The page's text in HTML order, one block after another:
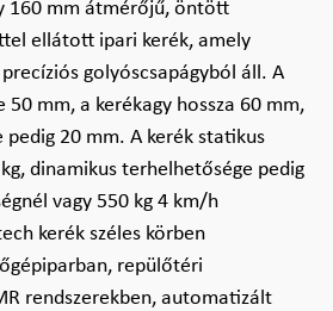
160 mm átmérőjű, öntött
ellátott ipari kerék, amely
golyóscsapágyból áll. A
mm, a kerékagy hossza 60 mm,
20 mm. A kerék statikus
dinamikus terhelhetősége pedig
vagy 550 kg 4 km/h
kerék széles körben
repülőtéri
rendszerekben, automatizált